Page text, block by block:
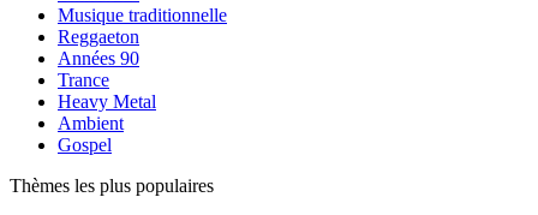
Musique traditionnelle
Reggaeton
Années 90
Trance
Heavy Metal
Ambient
Gospel
Thèmes les plus populaires